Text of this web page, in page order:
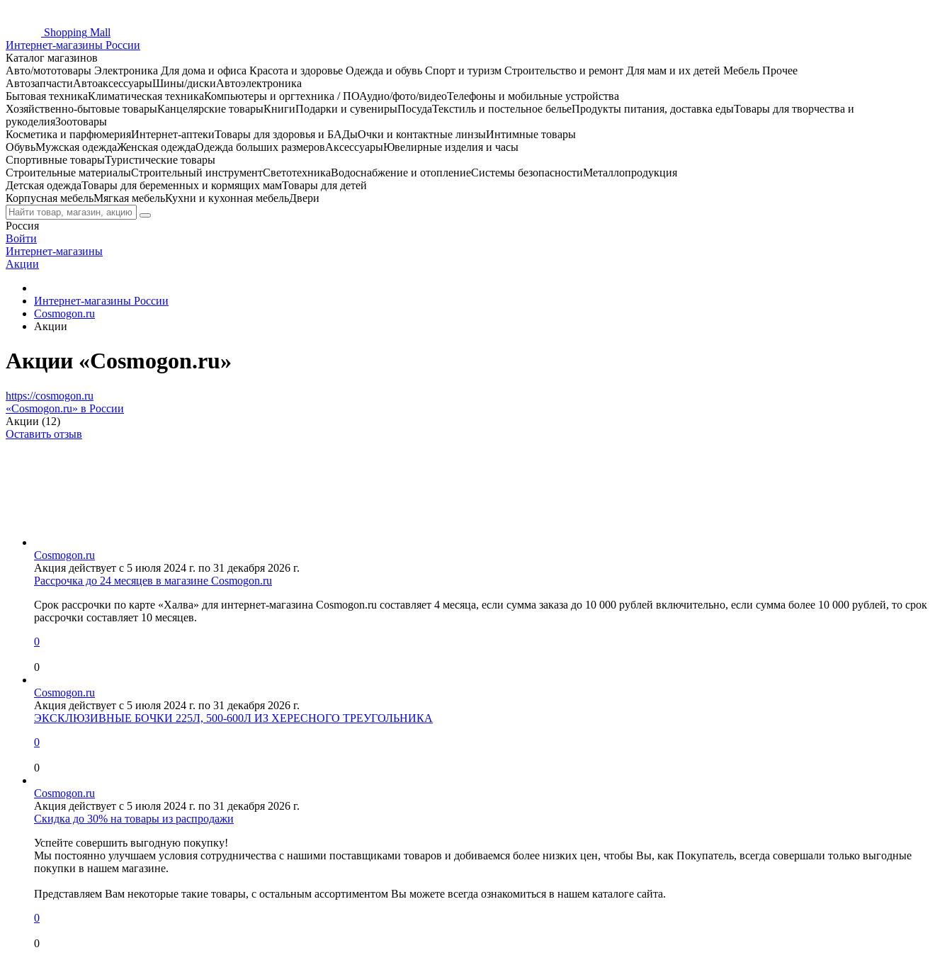
Shopping Mall
Интернет-магазины России
Каталог магазинов
Авто/мототовары Электроника Для дома и офиса Красота и здоровье Одежда и обувь Спорт и туризм Строительство и ремонт Для мам и их детей Мебель Прочее
АвтозапчастиАвтоаксессуарыШины/дискиАвтоэлектроника
Бытовая техникаКлиматическая техникаКомпьютеры и оргтехника / ПОАудио/фото/видеоТелефоны и мобильные устройства
Хозяйственно-бытовые товарыКанцелярские товарыКнигиПодарки и сувенирыПосудаТекстиль и постельное бельеПродукты питания, доставка едыТовары для творчества и
рукоделияЗоотовары
Косметика и парфюмерияИнтернет-аптекиТовары для здоровья и БАДыОчки и контактные линзыИнтимные товары
ОбувьМужская одеждаЖенская одеждаОдежда больших размеровАксессуарыЮвелирные изделия и часы
Спортивные товарыТуристические товары
Строительные материалыСтроительный инструментСветотехникаВодоснабжение и отоплениеСистемы безопасностиМеталлопродукция
Детская одеждаТовары для беременных и кормящих мамТовары для детей
Корпусная мебельМягкая мебельКухни и кухонная мебельДвери
Россия
Войти
Интернет-магазины
Акции
Интернет-магазины России
Cosmogon.ru
Акции
Акции «Cosmogon.ru»
https://cosmogon.ru
«Cosmogon.ru» в России
Акции (12)
Оставить отзыв
Cosmogon.ru
Акция действует с 5 июля 2024 г. по 31 декабря 2026 г.
Рассрочка до 24 месяцев в магазине Cosmogon.ru
Срок рассрочки по карте «Халва» для интернет-магазина Cosmogon.ru составляет 4 месяца, если сумма заказа до 10 000 рублей включительно, если сумма более 10 000 рублей, то срок
рассрочки составляет 10 месяцев.
0
0
Cosmogon.ru
Акция действует с 5 июля 2024 г. по 31 декабря 2026 г.
ЭКСКЛЮЗИВНЫЕ БОЧКИ 225Л, 500-600Л ИЗ ХЕРЕСНОГО ТРЕУГОЛЬНИКА
0
0
Cosmogon.ru
Акция действует с 5 июля 2024 г. по 31 декабря 2026 г.
Скидка до 30% на товары из распродажи
Успейте совершить выгодную покупку!
Мы постоянно улучшаем условия сотрудничества с нашими поставщиками товаров и добиваемся более низких цен, чтобы Вы, как Покупатель, всегда совершали только выгодные
покупки в нашем магазине.
Представляем Вам некоторые такие товары, с остальным ассортиментом Вы можете всегда ознакомиться в нашем каталоге сайта.
0
0